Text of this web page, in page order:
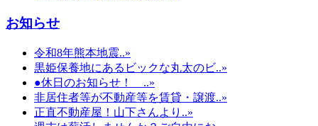
お知らせ
令和8年熊本地震..»
黒姫保養地にあるビックな丸太のビ..»
●休日のお知らせ！ ..»
非居住者等が不動産等を賃貸・譲渡..»
正直不動産屋！山下さんより..»